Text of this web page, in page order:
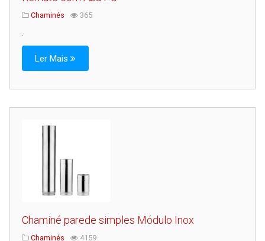
Chaminés 365
Ler Mais
Chaminé parede simples Módulo Inox
Chaminés 4159